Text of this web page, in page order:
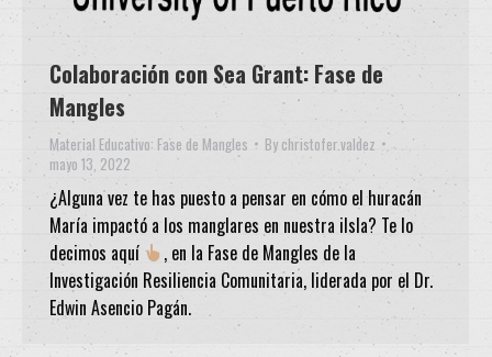
Colaboración con Sea Grant: Fase de
Mangles
Material Educativo: Fase de Mangles By christofer.valdez
mayo 13, 2022
¿Alguna vez te has puesto a pensar en cómo el huracán
María impactó a los manglares en nuestra iIsla? Te lo
decimos aquí
, en la Fase de Mangles de la
Investigación Resiliencia Comunitaria, liderada por el Dr.
Edwin Asencio Pagán.